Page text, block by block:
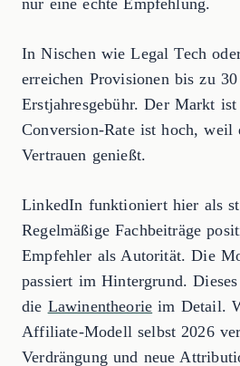
In Nischen wie Legal Tech
erreichen Provisionen bis zu
Erstjahresgebühr. Der Markt
Conversion-Rate ist hoch, weil
Vertrauen genießt.
LinkedIn funktioniert hier als
Regelmäßige Fachbeiträge
Empfehler als Autorität. Die
passiert im Hintergrund.
die Lawinentheorie im Detail.
Affiliate-Modell selbst 2026
Verdrängung und neue